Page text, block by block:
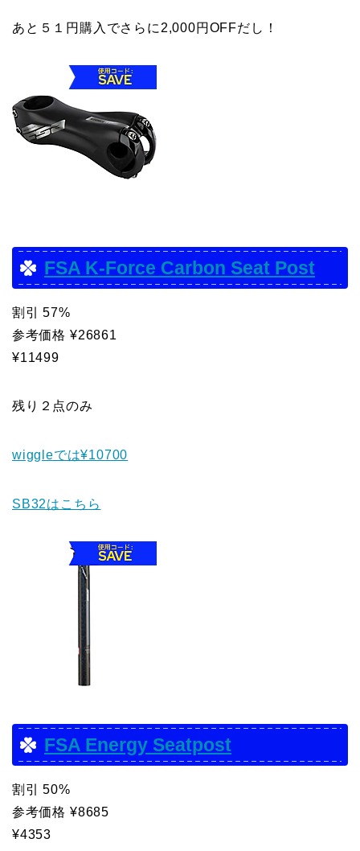
あと５１円購入でさらに2,000円OFFだし！
FSA K-Force Carbon Seat Post
割引 57%
参考価格 ¥26861
¥11499
残り２点のみ
wiggleでは¥10700
SB32はこちら
FSA Energy Seatpost
割引 50%
参考価格 ¥8685
¥4353